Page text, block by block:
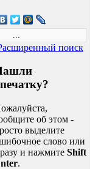
поиск
об этом -
выделите
слово или
и нажмите Shift
.